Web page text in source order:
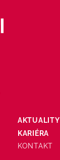
AKTUALITY
KARIÉRA
KONTAKT